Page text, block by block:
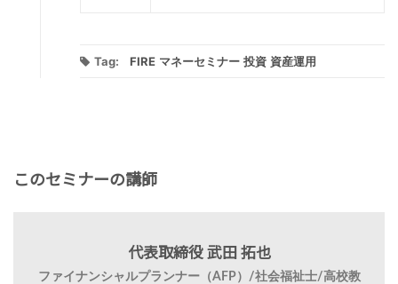
Tag: FIRE マネーセミナー 投資 資産運用
このセミナーの講師
代表取締役 武田 拓也
ファイナンシャルプランナー（AFP）/社会福祉士/高校教